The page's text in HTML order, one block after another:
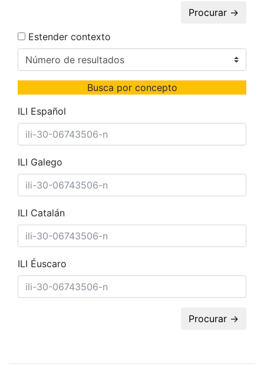
Procurar →
Estender contexto
Busca por concepto
ILI Español
ILI Galego
ILI Catalán
ILI Éuscaro
Procurar →